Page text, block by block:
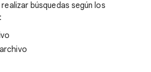
búsquedas según los